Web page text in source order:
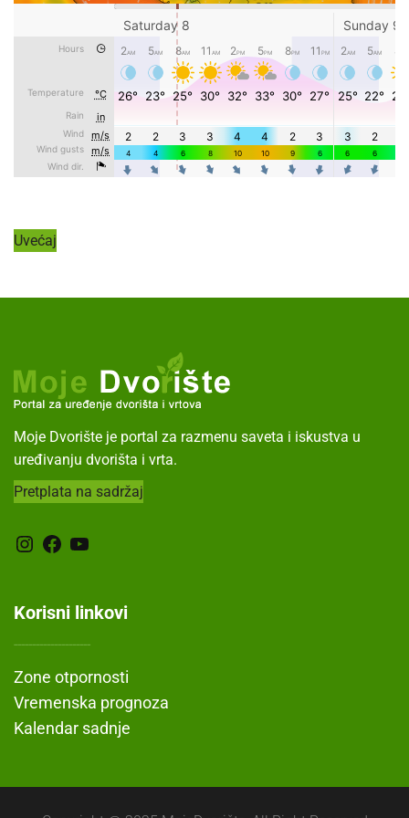
Uvećaj
Moje Dvorište je portal za razmenu saveta i iskustva u
uređivanju dvorišta i vrta.
Pretplata na sadržaj
Instagram Facebook YouTube
Korisni linkovi
---------------------
Zone otpornosti
Vremenska prognoza
Kalendar sadnje